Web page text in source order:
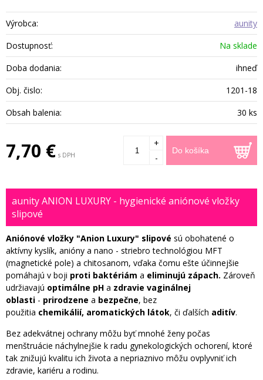
Výrobca:
aunity
Dostupnosť:
Na sklade
Doba dodania:
ihneď
Obj. čislo:
1201-18
Obsah balenia:
30 ks
7,70 € s DPH Do košíka
+
-
aunity ANION LUXURY - hygienické aniónové vložky
slipové
Aniónové vložky "Anion Luxury" slipové sú obohatené o
aktívny kyslík, anióny a nano - striebro technológiou MFT
(magnetické pole) a chitosanom, vďaka čomu ešte účinnejšie
pomáhajú v boji proti baktériám a eliminujú zápach. Zároveň
udržiavajú optimálne pH a zdravie vaginálnej
oblasti - prirodzene a bezpečne, bez
použitia chemikálií, aromatických látok, či ďalších aditív.
Bez adekvátnej ochrany môžu byť mnohé ženy počas
menštruácie náchylnejšie k radu gynekologických ochorení, ktoré
tak znižujú kvalitu ich života a nepriaznivo môžu ovplyvniť ich
zdravie, kariéru a rodinu.